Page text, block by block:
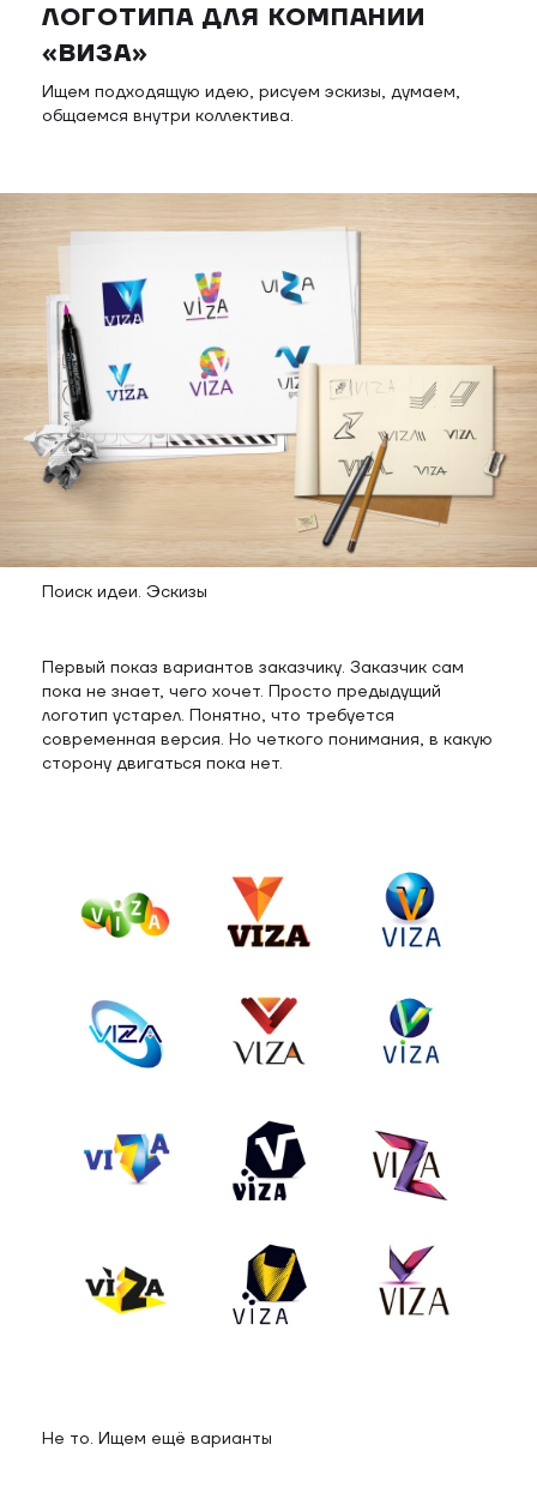
ЛОГОТИПА ДЛЯ КОМПАНИИ
«ВИЗА»
Ищем подходящую идею, рисуем эскизы, думаем,
общаемся внутри коллектива.
Поиск идеи. Эскизы
Первый показ вариантов заказчику. Заказчик сам
пока не знает, чего хочет. Просто предыдущий
логотип устарел. Понятно, что требуется
современная версия. Но четкого понимания, в какую
сторону двигаться пока нет.
Не то. Ищем ещё варианты